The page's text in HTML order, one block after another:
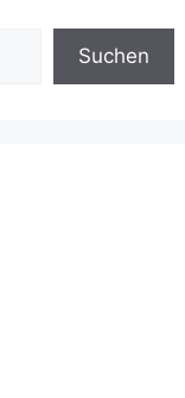
Suchen